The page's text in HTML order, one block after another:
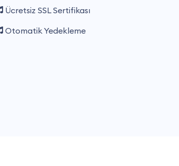
Ücretsiz SSL Sertifikası
Otomatik Yedekleme